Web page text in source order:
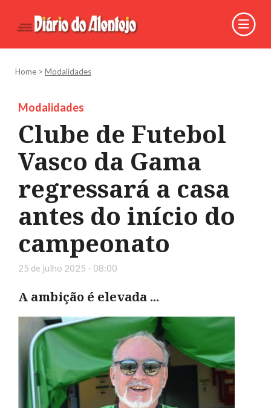
Home > Modalidades
Modalidades
Clube de Futebol
Vasco da Gama
regressará a casa
antes do início do
campeonato
25 de julho 2025 - 08:00
A ambição é elevada ...